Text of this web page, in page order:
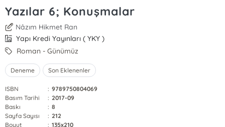
Yazılar 6; Konuşmalar
Nâzım Hikmet Ran
Yapı Kredi Yayınları ( YKY )
Roman - Günümüz
Deneme Son Eklenenler
ISBN : 9789750804069
Basım Tarihi
: 2017-09
Baskı
: 8
Sayfa Sayısı
: 212
Boyut
: 135x210